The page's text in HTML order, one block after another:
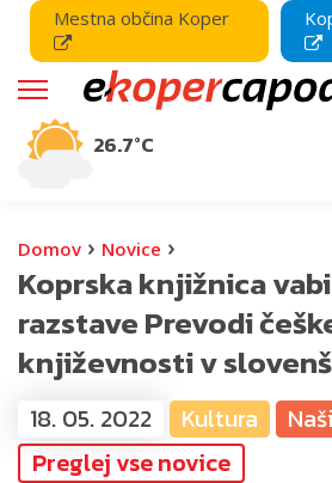
Mestna občina Koper
26.7°C
Domov › Novice ›
Koprska knjižnica
razstave Prevodi
književnosti v
18. 05. 2022 Kultura
Preglej vse novice